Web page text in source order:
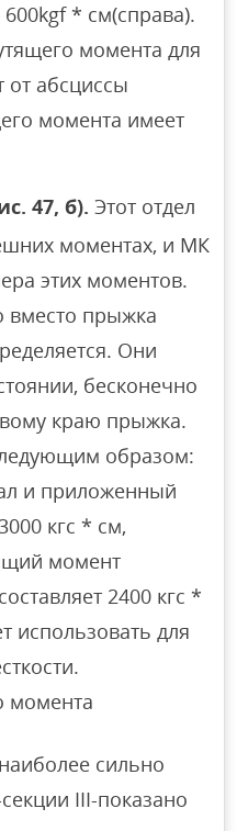
* см(справа).
момента для
от абсциссы
момента имеет
47, б). Этот отдел
моментах, и МК
этих моментов.
вместо прыжка
Они
бесконечно
краю прыжка.
образом:
и приложенный
кгс * см,
момент
2400 кгс *
использовать для
момента
сильно
III-показано